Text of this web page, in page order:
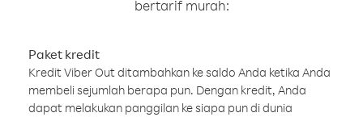
bertarif murah:
Paket kredit
Kredit Viber Out ditambahkan ke saldo Anda ketika Anda
membeli sejumlah berapa pun. Dengan kredit, Anda
dapat melakukan panggilan ke siapa pun di dunia